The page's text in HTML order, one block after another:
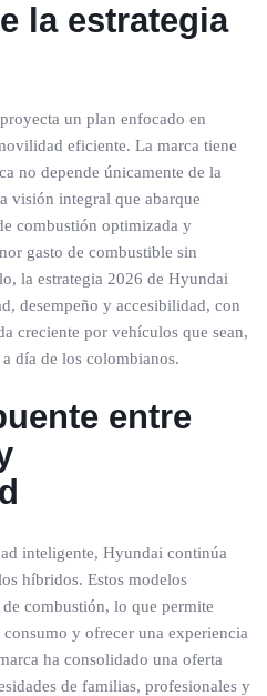
la estrategia
un plan enfocado en
eficiente. La marca tiene
no depende únicamente de la
visión integral que abarque
combustión optimizada y
gasto de combustible sin
la estrategia 2026 de Hyundai
desempeño y accesibilidad, con
creciente por vehículos que sean,
día de los colombianos.
entre
inteligente, Hyundai continúa
híbridos. Estos modelos
combustión, lo que permite
y ofrecer una experiencia
ha consolidado una oferta
de familias, profesionales y